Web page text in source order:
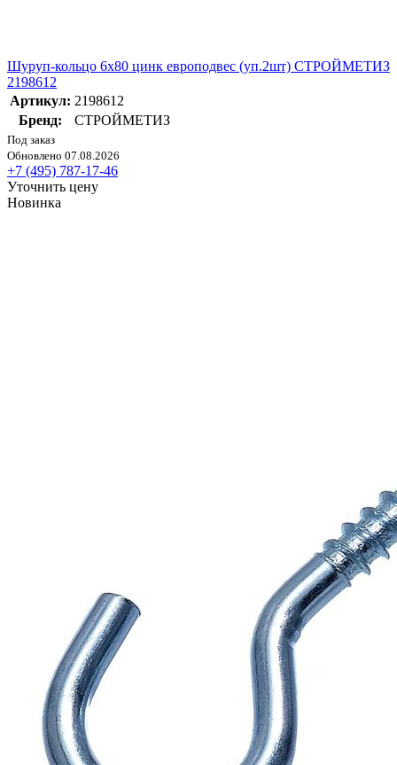
Шуруп-кольцо 6х80 цинк европодвес (уп.2шт) СТРОЙМЕТИЗ
2198612
Артикул: 2198612
Бренд:
СТРОЙМЕТИЗ
Под заказ
Обновлено 07.08.2026
+7 (495) 787-17-46
Уточнить цену
Новинка